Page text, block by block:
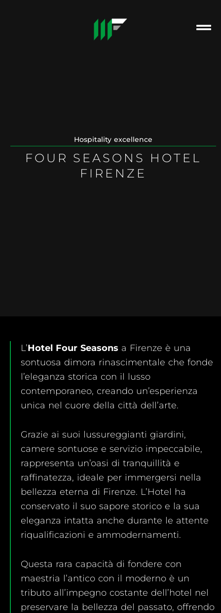
Hospitality excellence
FOUR SEASONS HOTEL
FIRENZE
L’Hotel Four Seasons a Firenze è una
sontuosa dimora rinascimentale che fonde
l’eleganza storica con il lusso
contemporaneo, creando un’esperienza
unica nel cuore della città dell’arte.
Grazie ai suoi lussureggianti giardini,
camere sontuose e servizio impeccabile,
rappresenta un’oasi di tranquillità e
raffinatezza, ideale per immergersi nella
bellezza eterna di Firenze. L’Hotel ha
conservato il suo sapore storico e la sua
eleganza intatta anche durante le attente
riqualificazioni e ammodernamenti.
Questa rara capacità di fondere con
maestria l’antico con il moderno è un
tributo all’impegno costante dell’hotel nel
preservare la bellezza del passato, offrendo